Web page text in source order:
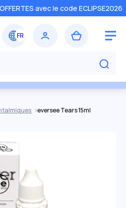
avec le code ECLIPSE2026
eversee Tears 15ml